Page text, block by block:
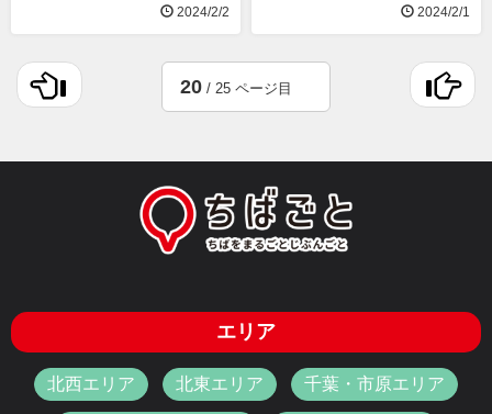
2024/2/2 2024/2/1
20 / 25 ページ目
エリア
北西エリア 北東エリア 千葉・市原エリア